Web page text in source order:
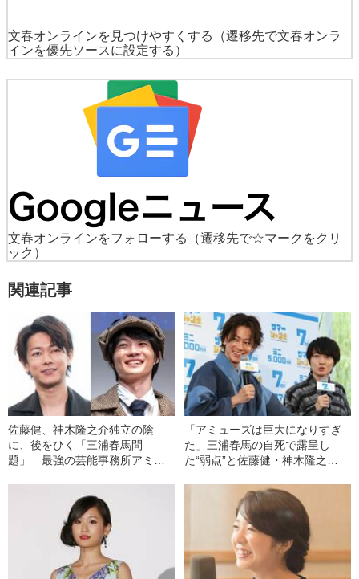
文春オンラインを見つけやすくする
（遷移先で文春オンラ
インを優先ソースに設定する）
文春オンラインをフォローする
（遷移先で☆マークをクリ
ック）
関連記事
佐藤健、神木隆之介独立の陰
に、後をひく「三浦春馬問
題」 最強の芸能事務所アミュ
「アミューズは巨大になりすぎ
た」三浦春馬の自死で露呈し
た“弱点”と佐藤健・神木隆之